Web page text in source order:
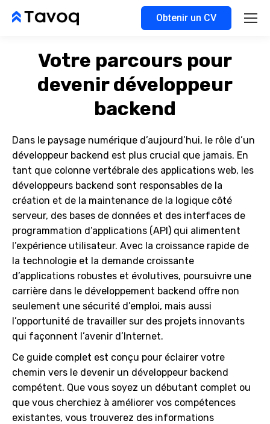
Obtenir un CV
Votre parcours pour
devenir développeur
backend
Dans le paysage numérique d’aujourd’hui, le rôle d’un
développeur backend est plus crucial que jamais. En
tant que colonne vertébrale des applications web, les
développeurs backend sont responsables de la
création et de la maintenance de la logique côté
serveur, des bases de données et des interfaces de
programmation d’applications (API) qui alimentent
l’expérience utilisateur. Avec la croissance rapide de
la technologie et la demande croissante
d’applications robustes et évolutives, poursuivre une
carrière dans le développement backend offre non
seulement une sécurité d’emploi, mais aussi
l’opportunité de travailler sur des projets innovants
qui façonnent l’avenir d’Internet.
Ce guide complet est conçu pour éclairer votre
chemin vers le devenir un développeur backend
compétent. Que vous soyez un débutant complet ou
que vous cherchiez à améliorer vos compétences
existantes, vous trouverez des informations